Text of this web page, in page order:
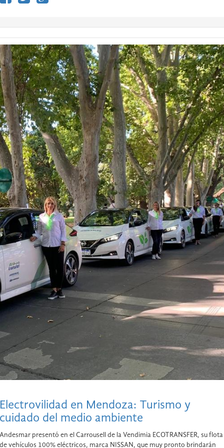
Electrovilidad en Mendoza: Turismo y
cuidado del medio ambiente
Andesmar presentó en el Carrousell de la Vendimia ECOTRANSFER, su flota
de vehículos 100% eléctricos, marca NISSAN, que muy pronto brindarán